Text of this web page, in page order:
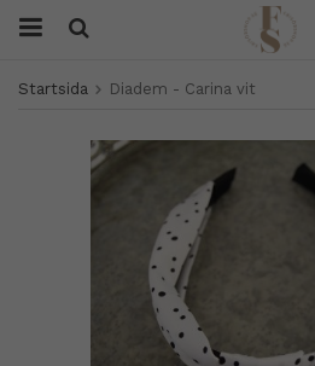
Startsida Diadem - Carina vit